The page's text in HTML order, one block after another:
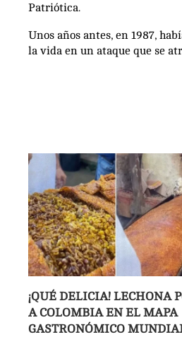
Patriótica.
Unos años antes, en 1987,
la vida en un ataque que se
¡QUÉ DELICIA! LECHONA
A COLOMBIA EN EL MAPA
GASTRONÓMICO